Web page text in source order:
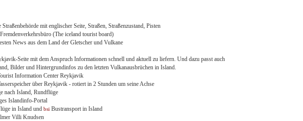
Straßenbehörde mit englischer Seite, Straßen, Straßenzustand, Pisten
(The iceland tourist board)
News aus dem Land der Gletscher und Vulkane
Seite mit dem Anspruch Informationen schnell und aktuell zu liefern. Und dazu passt auch
Bilder und Hintergrundinfos zu den letzten Vulkanausbrüchen in Island.
Information Center Reykjavik
über Reykjavik - rotiert in 2 Stunden um seine Achse
nach Island, Rundflüge
Islandinfo-Portal
in Island und bsi Bustransport in Island
Villi Knudsen